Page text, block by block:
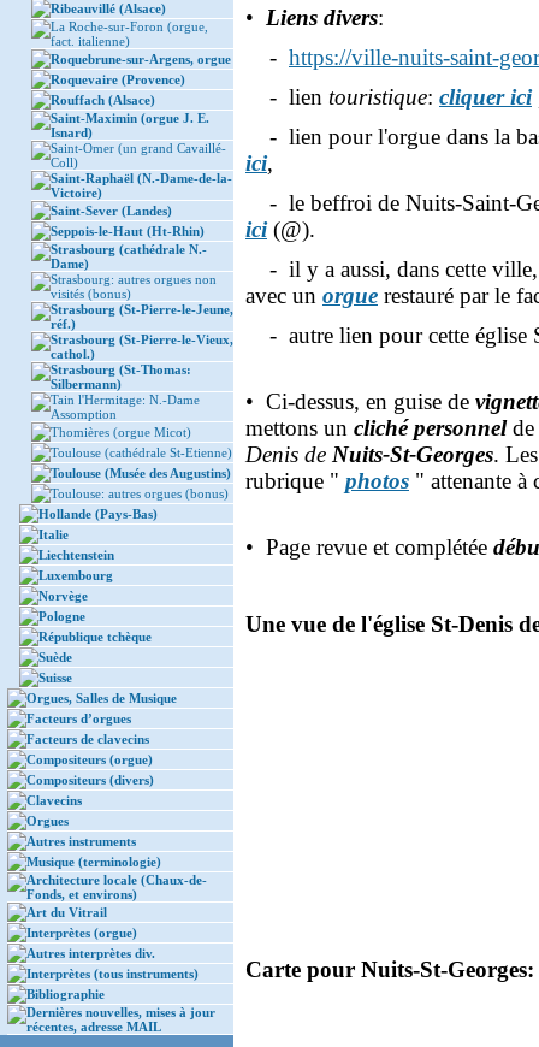
Ribeauvillé (Alsace)
La Roche-sur-Foron (orgue,
fact. italienne)
Roquebrune-sur-Argens, orgue
Roquevaire (Provence)
Rouffach (Alsace)
Saint-Maximin (orgue J. E.
Isnard)
Saint-Omer (un grand Cavaillé-
Coll)
Saint-Raphaël (N.-Dame-de-la-
Victoire)
Saint-Sever (Landes)
Seppois-le-Haut (Ht-Rhin)
Strasbourg (cathédrale N.-
Dame)
Strasbourg: autres orgues non
visités (bonus)
Strasbourg (St-Pierre-le-Jeune,
réf.)
Strasbourg (St-Pierre-le-Vieux,
cathol.)
Strasbourg (St-Thomas:
Silbermann)
Tain l'Hermitage: N.-Dame
Assomption
Thomières (orgue Micot)
Toulouse (cathédrale St-Etienne)
Toulouse (Musée des Augustins)
Toulouse: autres orgues (bonus)
Hollande (Pays-Bas)
Italie
Liechtenstein
Luxembourg
Norvège
Pologne
République tchèque
Suède
Suisse
Orgues, Salles de Musique
Facteurs d’orgues
Facteurs de clavecins
Compositeurs (orgue)
Compositeurs (divers)
Clavecins
Orgues
Autres instruments
Musique (terminologie)
Architecture locale (Chaux-de-
Fonds, et environs)
Art du Vitrail
Interprètes (orgue)
Autres interprètes div.
Interprètes (tous instruments)
Bibliographie
Dernières nouvelles, mises à jour
récentes, adresse MAIL
• Liens divers:
- https://ville-nuits-saint-
- lien touristique: cliquer ici
- lien pour l'orgue dans la
ici,
- le beffroi de Nuits-Saint-
ici(@).
- il y a aussi, dans cette
avec un orgue restauré par le
- autre lien pour cette église
• Ci-dessus, en guise de
mettons un cliché personnelde
Denis de Nuits-St-Georges.
rubrique " photos " attenante à
• Page revue et complétée
Une vue de l'église St-Denis
Carte pour Nuits-St-Georges: